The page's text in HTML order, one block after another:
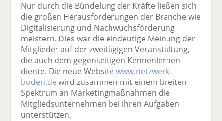
Nur durch die Bündelung der Kräfte ließen sich
die großen Herausforderungen der Branche wie
Digitalisierung und Nachwuchsförderung
meistern. Dies war die eindeutige Meinung der
Mitglieder auf der zweitägigen Veranstaltung,
die auch dem gegenseitigen Kennenlernen
diente. Die neue Websitewww.netzwerk-
boden.de wird zusammen mit einem breiten
Spektrum an Marketingmaßnahmen die
Mitgliedsunternehmen bei ihren Aufgaben
unterstützen.